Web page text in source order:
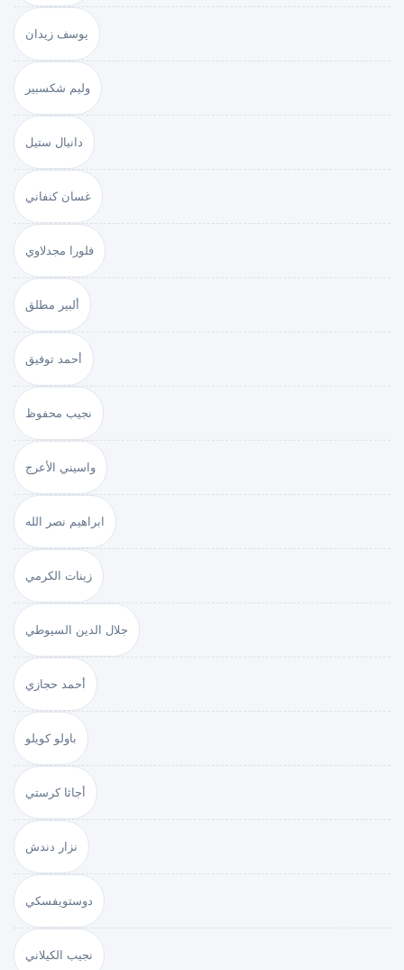
يوسف زيدان
وليم شكسبير
دانيال ستيل
غسان كنفاني
فلورا مجدلاوي
ألبير مطلق
أحمد توفيق
نجيب محفوظ
واسيني الأعرج
ابراهيم نصر الله
زينات الكرمي
جلال الدين السيوطي
أحمد حجازي
باولو كويلو
أجاثا كرستي
نزار دندش
دوستويفسكي
نجيب الكيلاني